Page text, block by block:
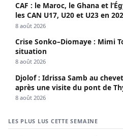
CAF : le Maroc, le Ghana et
les CAN U17, U20 et U23 en
8 août 2026
Crise Sonko–Diomaye : Mimi
situation
8 août 2026
Djolof : Idrissa Samb au
après une visite du pont de
8 août 2026
LES PLUS LUS CETTE SEMAINE